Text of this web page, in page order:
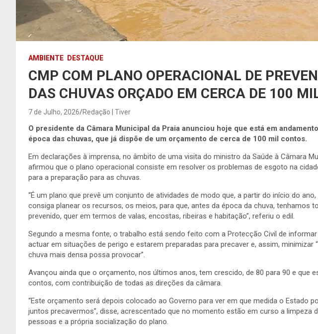
AMBIENTE DESTAQUE
CMP COM PLANO OPERACIONAL DE
DAS CHUVAS ORÇADO EM CERCA DE 100
7 de Julho, 2026 Redação | Tiver
O presidente da Câmara Municipal da Praia anunciou hoje que está em
época das chuvas, que já dispõe de um orçamento de cerca de 100 mil contos.
Em declarações à imprensa, no âmbito de uma visita do ministro da Saúde à Câmara
afirmou que o plano operacional consiste em resolver os problemas de esgoto na
para a preparação para as chuvas.
“É um plano que prevê um conjunto de atividades de modo que, a partir do início do
consiga planear os recursos, os meios, para que, antes da época da chuva, tenhamos
prevenido, quer em termos de valas, encostas, ribeiras e habitação”, referiu o edil.
Segundo a mesma fonte, o trabalho está sendo feito com a Protecção Civil de
actuar em situações de perigo e estarem preparadas para precaver e, assim, minimizar
chuva mais densa possa provocar”.
Avançou ainda que o orçamento, nos últimos anos, tem crescido, de 80 para 90 e que
contos, com contribuição de todas as direções da câmara.
“Este orçamento será depois colocado ao Governo para ver em que medida o Estado
juntos precavermos”, disse, acrescentado que no momento estão em curso a limpeza
pessoas e a própria socialização do plano.